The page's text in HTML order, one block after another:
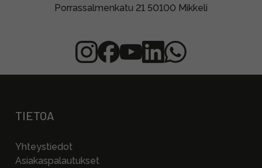
Porrassalmenkatu 21 50100 Mikkeli
TIETOA
Yhteystiedot
Asiakaspalautukset